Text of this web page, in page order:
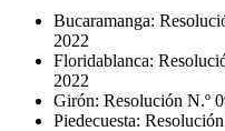
Bucaramanga:
2022
Floridablanca:
2022
Girón: Resolución N.º
Piedecuesta: